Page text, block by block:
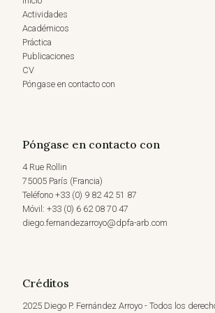
Actividades
Académicos
Práctica
Publicaciones
CV
Póngase en contacto con
Póngase en contacto con
4 Rue Rollin
75005 París (Francia)
Teléfono +33 (0) 9 82 42 51 87
Móvil: +33 (0) 6 62 08 70 47
diego.fernandezarroyo@dpfa-arb.com
Créditos
2025 Diego P. Fernández Arroyo - Todos los